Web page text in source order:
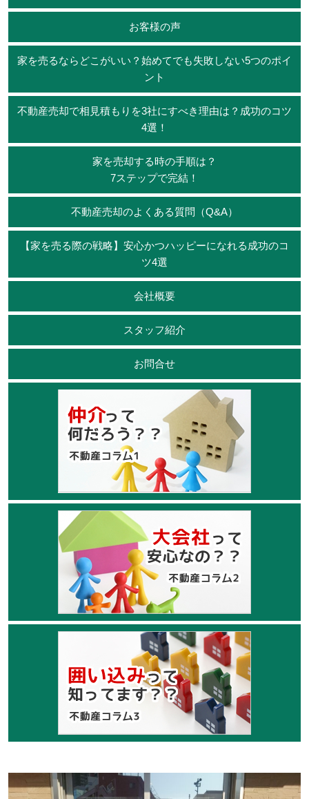
お客様の声
家を売るならどこがいい？始めてでも失敗しない5つのポイ
ント
不動産売却で相見積もりを3社にすべき理由は？成功のコツ
4選！
家を売却する時の手順は？
7ステップで完結！
不動産売却のよくある質問（Q&A）
【家を売る際の戦略】安心かつハッピーになれる成功のコ
ツ4選
会社概要
スタッフ紹介
お問合せ